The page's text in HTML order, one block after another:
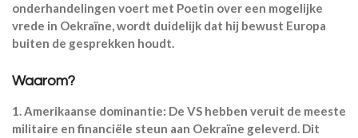
onderhandelingen voert met Poetin over een mogelijke
vrede in Oekraïne, wordt duidelijk dat hij bewust Europa
buiten de gesprekken houdt.
Waarom?
1.Amerikaanse dominantie: De VS hebben veruit de meeste
militaire en financiële steun aan Oekraïne geleverd. Dit